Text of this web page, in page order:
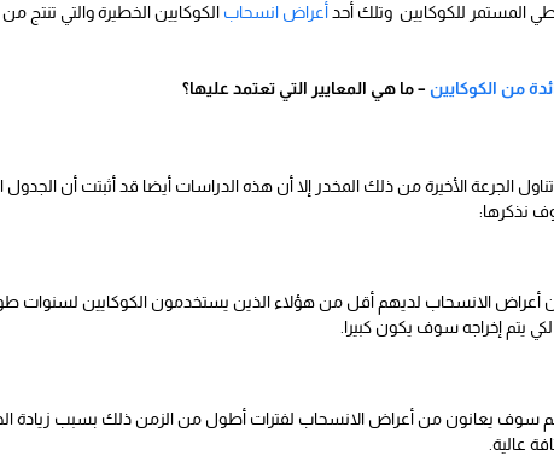
المستمر للكوكايين وتلك أحد أعراض انسحاب الكوكايين الخطيرة والتي تنتج
من الكوكايين – ما هي المعايير التي تعتمد عليها؟
أنه يمكن سحب الكوكايين بعد 90 دقيقة من تناول الجرعة الأخيرة من ذلك المخدر إلا أن هذه الدراسات أيضا قد
نذكرها:
الانسحاب لديهم أقل من هؤلاء الذين يستخدمون الكوكايين لسنوات
يتم إخراجه سوف يكون كبيرا.
يعانون من أعراض الانسحاب لفترات أطول من الزمن ذلك بسبب زيادة الجرعة
عالية.